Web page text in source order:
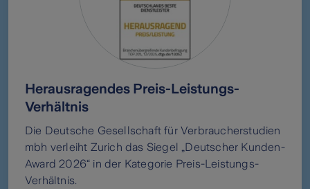
Herausragendes Preis-Leistungs-
Verhältnis
Die Deutsche Gesellschaft für Verbraucherstudien
mbh verleiht Zurich das Siegel „Deutscher Kunden-
Award 2026“ in der Kategorie Preis-Leistungs-
Verhältnis.